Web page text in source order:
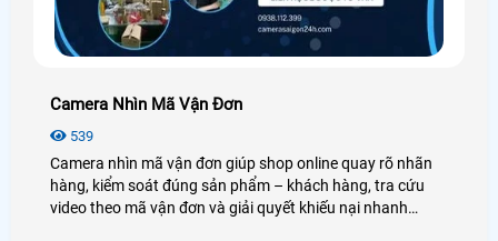
Camera Nhìn Mã Vận Đơn
539
Camera nhìn mã vận đơn giúp shop online quay rõ nhãn
hàng, kiểm soát đúng sản phẩm – khách hàng, tra cứu
video theo mã vận đơn và giải quyết khiếu nại nhanh